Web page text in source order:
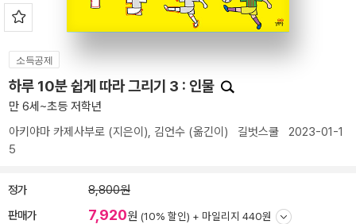
소득공제
하루 10분 쉽게 따라 그리기 3 : 인물
만 6세~초등 저학년
아키야마 카제사부로 (지은이), 김언수 (옮긴이) 길벗스쿨 2023-01-1
5
정가 8,800원
판매가 7,920원 (10% 할인) + 마일리지 440원